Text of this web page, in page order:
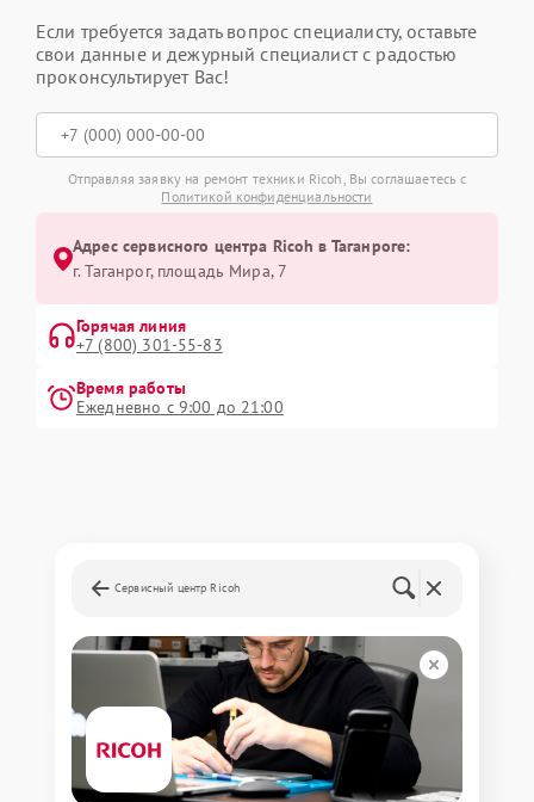
Если требуется задать вопрос специалисту, оставьте
свои данные и дежурный специалист с радостью
проконсультирует Вас!
Отправляя заявку на ремонт техники Ricoh, Вы соглашаетесь с
Политикой конфиденциальности
Адрес сервисного центра Ricoh в Таганроге:
г. Таганрог, площадь Мира, 7
Горячая линия
+7 (800) 301-55-83
Время работы
Ежедневно с 9:00 до 21:00
Сервисный центр Ricoh